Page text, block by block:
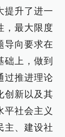
提升了进一
，最大限度
导向要求在
础上，做到
过推进理论
创新以及其
平社会主义
主、建设社